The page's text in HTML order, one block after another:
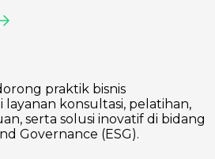
praktik bisnis
konsultasi, pelatihan,
serta solusi inovatif di bidang
Governance (ESG).